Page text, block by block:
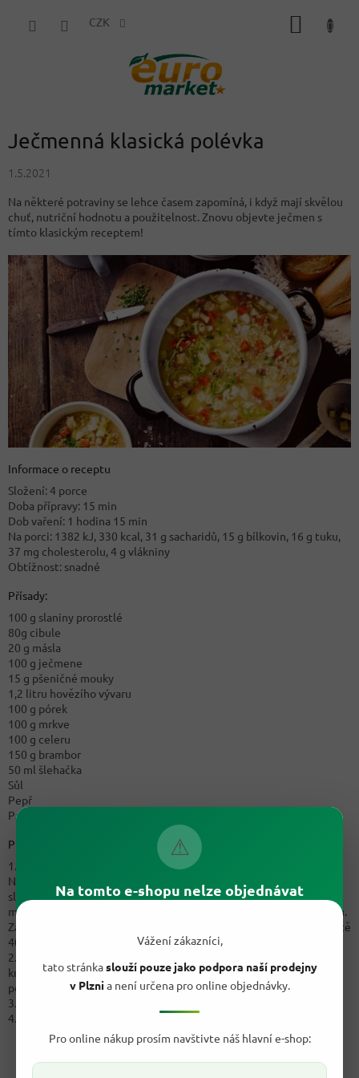
⚠
Na tomto e-shopu nelze objednávat
Vážení zákazníci,
tato stránkaslouží pouze jako podpora naší prodejny
v Plznia není určena pro online objednávky.
Pro online nákup prosím navštivte náš hlavní e-shop:
CZK
Ječmenná klasická polévka
1.5.2021
Na některé potraviny se lehce časem zapomíná, i když mají skvělou
chuť, nutriční hodnotu a použitelnost. Znovu objevte ječmen s
tímto klasickým receptem!
Informace o receptu
Složení: 4 porce
Doba přípravy: 15 min
Dob vaření: 1 hodina 15 min
Na porci: 1382 kJ, 330 kcal, 31 g sacharidů, 15 g bílkovin, 16 g tuku,
37 mg cholesterolu, 4 g vlákniny
Obtížnost: snadné
Přísady:
100 g slaniny prorostlé
80g cibule
20 g másla
100 g ječmene
15 g pšeničné mouky
1,2 litru hovězího vývaru
100 g pórek
100 g mrkve
100 g celeru
150 g brambor
50 ml šlehačka
Sůl
Pepř
Pažitka
Příprava:
1. Nakrájejte slaninu na malé kostičky a cibuli na malé kostičky.
Nakrájejte najemno pažitku. Rozpusťte máslo v kastrolu. Smažte
slaninu a cibuli. Až zesklovatí, přimíchejte ječmen a posypte
moukou. Smažte asi 1-2 minuty , až nebude možno rozeznat mouku.
Zalijte vývarem a vařte 10 minut. Snižte teplotu a nechte dusit ještě
40 minut.
2. Mrkev, celer a brambory očistěte. Pórek nakrájejte na jemné
kroužky, mrkev, celer a brambory na malé kostky. Dejte vše do
polévky a dusíme dalších 20 minut.
3. Přimíchejte do polévky šlehačku, osolte a opepřete.
4. K ozdobení použijte pažitku.